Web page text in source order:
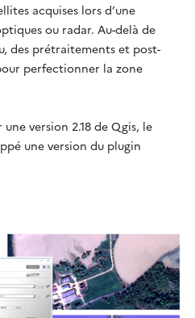
acquises lors d’une
ou radar. Au-delà de
des prétraitements et post-
perfectionner la zone
version 2.18 de Qgis, le
une version du plugin